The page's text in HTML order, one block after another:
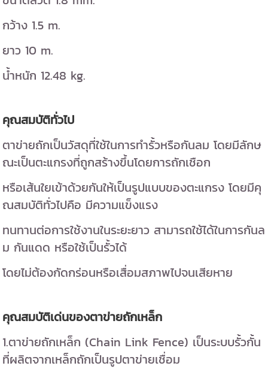
กว้าง 1.5 m.
ยาว 10 m.
น้ำหนัก 12.48 kg.
คุณสมบัติทั่วไป
ตาข่ายถักเป็นวัสดุที่ใช้ในการทำรั้วหรือกันลม โดยมีลักษ
ณะเป็นตะแกรงที่ถูกสร้างขึ้นโดยการถักเชือก
หรือเส้นใยเข้าด้วยกันให้เป็นรูปแบบของตะแกรง โดยมีคุ
ณสมบัติทั่วไปคือ มีความแข็งแรง
ทนทานต่อการใช้งานในระยะยาว สามารถใช้ได้ในการกันล
ม กันแดด หรือใช้เป็นรั้วได้
โดยไม่ต้องกัดกร่อนหรือเสื่อมสภาพไปจนเสียหาย
คุณสมบัติเด่นของตาข่ายถักเหล็ก
1.ตาข่ายถักเหล็ก (Chain Link Fence) เป็นระบบรั้วกั้น
ที่ผลิตจากเหล็กถักเป็นรูปตาข่ายเชื่อม